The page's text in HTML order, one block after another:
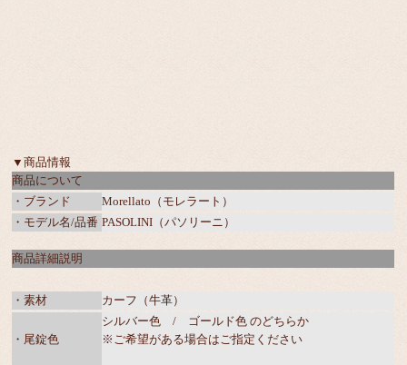
▼商品情報
商品について
・ブランド
Morellato（モレラート）
・モデル名/品番 PASOLINI（パソリーニ）
商品詳細説明
・素材 カーフ（牛革）
・尾錠色
シルバー色 / ゴールド色 のどちらか
※ご希望がある場合はご指定ください